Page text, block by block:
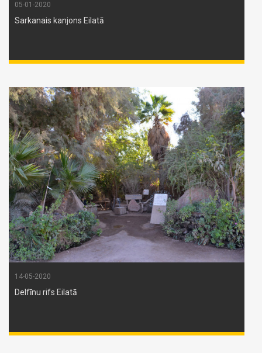
05-01-2020
Sarkanais kanjons Eilatā
14-05-2020
Delfīnu rifs Eilatā